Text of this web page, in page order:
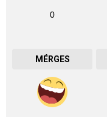
0
MÉRGES